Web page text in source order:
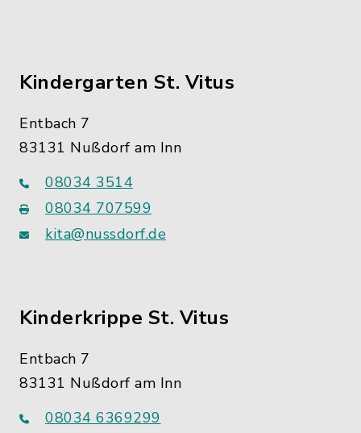
Kindergarten St. Vitus
Entbach 7
83131 Nußdorf am Inn
08034 3514
08034 707599
kita@nussdorf.de
Kinderkrippe St. Vitus
Entbach 7
83131 Nußdorf am Inn
08034 6369299